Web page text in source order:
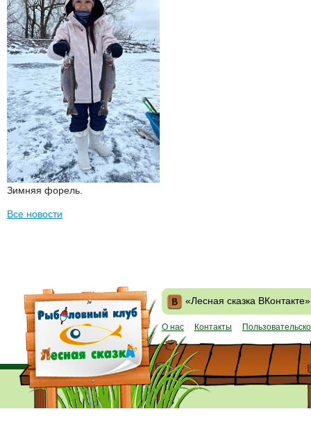
Зимняя форель.
Все новости
«Лесная сказка ВКонтакте»
О нас Контакты